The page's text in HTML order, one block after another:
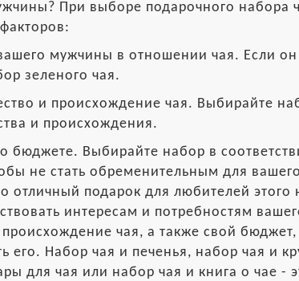
При выборе подарочного набора
мужчины в отношении чая. Если он
зеленого чая.
и происхождение чая. Выбирайте
и происхождения.
бюджете. Выбирайте набор в
не стать обременительным для
отличный подарок для любителей
интересам и потребностям
происхождение чая, а также свой
его. Набор чая и печенья, набор чая и
для чая или набор чая и книга о чае -